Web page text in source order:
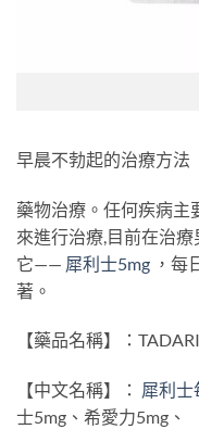
早晨不勃起的治療方法
藥物治療。任何疾病主
來進行治療,目前在治
它—— 犀利士5mg ，每
著。
【藥品名稱】：
【中文名稱】： 犀利士
士5mg、希愛力5mg、